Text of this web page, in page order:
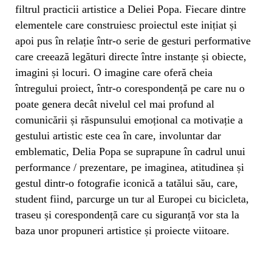
filtrul practicii artistice a Deliei Popa. Fiecare dintre
elementele care construiesc proiectul este inițiat și
apoi pus în relație într-o serie de gesturi performative
care creează legături directe între instanțe și obiecte,
imagini și locuri. O imagine care oferă cheia
întregului proiect, într-o corespondență pe care nu o
poate genera decât nivelul cel mai profund al
comunicării și răspunsului emoțional ca motivație a
gestului artistic este cea în care, involuntar dar
emblematic, Delia Popa se suprapune în cadrul unui
performance / prezentare, pe imaginea, atitudinea și
gestul dintr-o fotografie iconică a tatălui său, care,
student fiind, parcurge un tur al Europei cu bicicleta,
traseu și corespondență care cu siguranță vor sta la
baza unor propuneri artistice și proiecte viitoare.